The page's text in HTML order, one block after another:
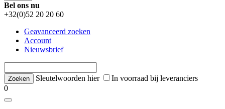
Bel ons nu
+32(0)52 20 20 60
Geavanceerd zoeken
Account
Nieuwsbrief
Sleutelwoorden hier
In voorraad bij leveranciers
0